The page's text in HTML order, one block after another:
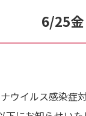
6/25金
ウイルス感染症